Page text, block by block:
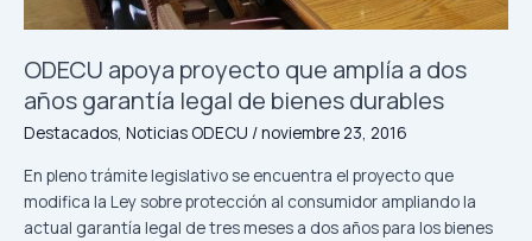
ODECU apoya proyecto que amplía a dos
años garantía legal de bienes durables
Destacados, Noticias ODECU /noviembre 23, 2016
En pleno trámite legislativo se encuentra el proyecto que
modifica la Ley sobre protección al consumidor ampliando la
actual garantía legal de tres meses a dos años para los bienes
de
durables